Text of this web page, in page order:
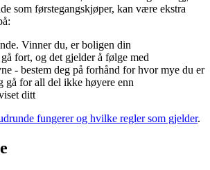
som førstegangskjøper, kan være ekstra
Vinner du, er boligen din
fort, og det gjelder å følge med
- bestem deg på forhånd for hvor mye du er
gå for all del ikke høyere enn
ditt
fungerer og hvilke regler som gjelder.